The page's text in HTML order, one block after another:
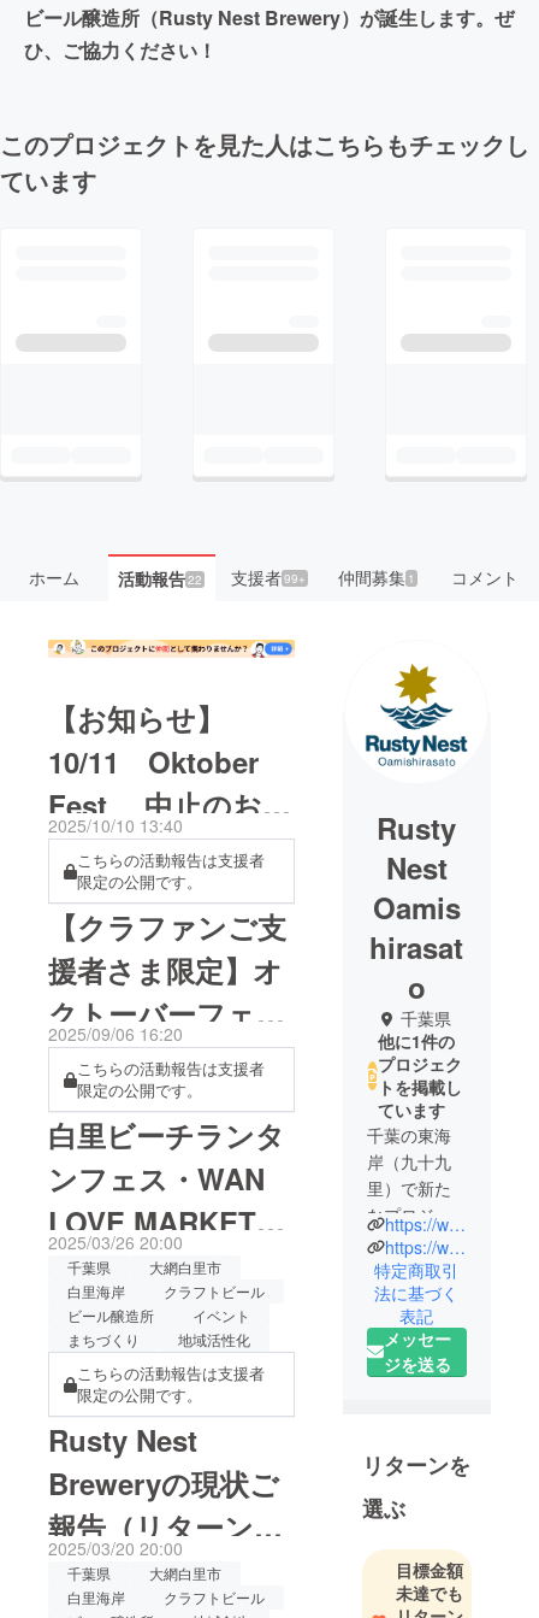
ビール醸造所（Rusty Nest Brewery）が誕生します。ぜ
ひ、ご協力ください！
このプロジェクトを見た人はこちらもチェックし
ています
ホーム 活動報告22 支援者99+ 仲間募集 1 コメント
【お知らせ】
10/11 Oktober
Fest 中止のお知
らせ
2025/10/10 13:40
こちらの活動報告は支援者
限定の公開です。
【クラファンご支
援者さま限定】オ
クトーバーフェス
ト先行予約のご案
内
2025/09/06 16:20
こちらの活動報告は支援者
限定の公開です。
白里ビーチランタ
ンフェス・WAN
LOVE MARKETの
2イベントへ出
店！両日ともに大
盛況でした！
2025/03/26 20:00
千葉県
大網白里市
白里海岸
クラフトビール
ビール醸造所
イベント
まちづくり
地域活性化
こちらの活動報告は支援者
限定の公開です。
Rusty Nest
Breweryの現状ご
報告（リターン発
送時期について）
2025/03/20 20:00
千葉県
大網白里市
白里海岸
クラフトビール
Rusty
Nest
Oamis
hirasat
o
千葉県
他に1件の
プロジェク
トを掲載し
ています
千葉の東海
岸（九十九
里）で新た
なプロジェ
クトを展開
します
過疎化の進
む白里海岸
を舞台に地
域の歴史を
トビールを
中心とした
新たな魅力
していきま
す！
応援よろし
https://www.rusty-nest.com/
https://www.instagram.com/rusty_nest_oamishirasato?utm_source=ig_web_button_share_sheet&igsh=ZDNlZDc0MzIxNw==
特定商取引
法に基づく
表記
メッセー
ジを送る
リターンを
選ぶ
目標金額
未達でも